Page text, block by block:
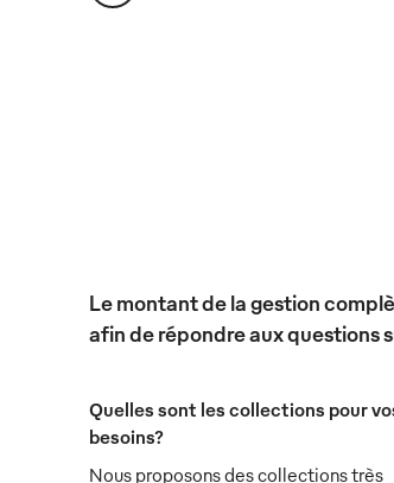
Le montant de la gestion
afin de répondre aux questions
Quelles sont les collections pour
besoins?
Nous proposons des collections très